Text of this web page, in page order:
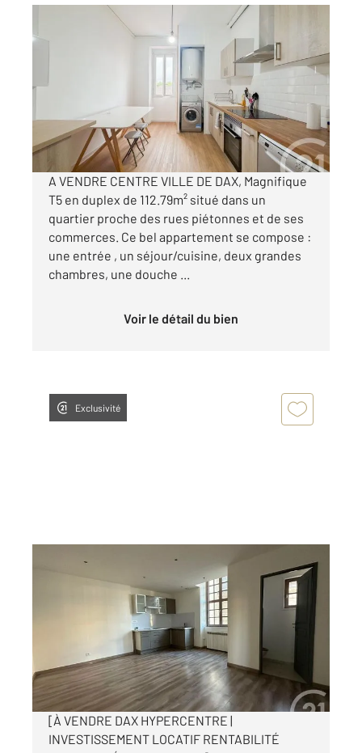
110,21 m
Appartement F5 à vendre
188 000 €
Visiter le site dédié
A VENDRE CENTRE VILLE DE DAX, Magnifique
T5 en duplex de 112.79m² situé dans un
quartier proche des rues piétonnes et de ses
commerces. Ce bel appartement se compose :
une entrée , un séjour/cuisine, deux grandes
chambres, une douche ...
Voir le détail du bien
Exclusivité
DAX 40
, 2 pièces
Appartement F2 à vendre
85 000 €
Visiter le site dédié
[À VENDRE DAX HYPERCENTRE |
INVESTISSEMENT LOCATIF RENTABILITÉ